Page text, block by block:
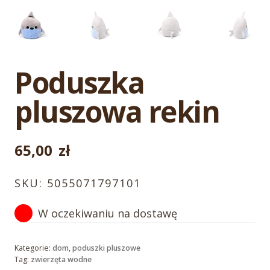
Poduszka
pluszowa rekin
65,00 zł
SKU: 5055071797101
W oczekiwaniu na dostawę
Kategorie: dom,poduszki pluszowe
Tag: zwierzęta wodne